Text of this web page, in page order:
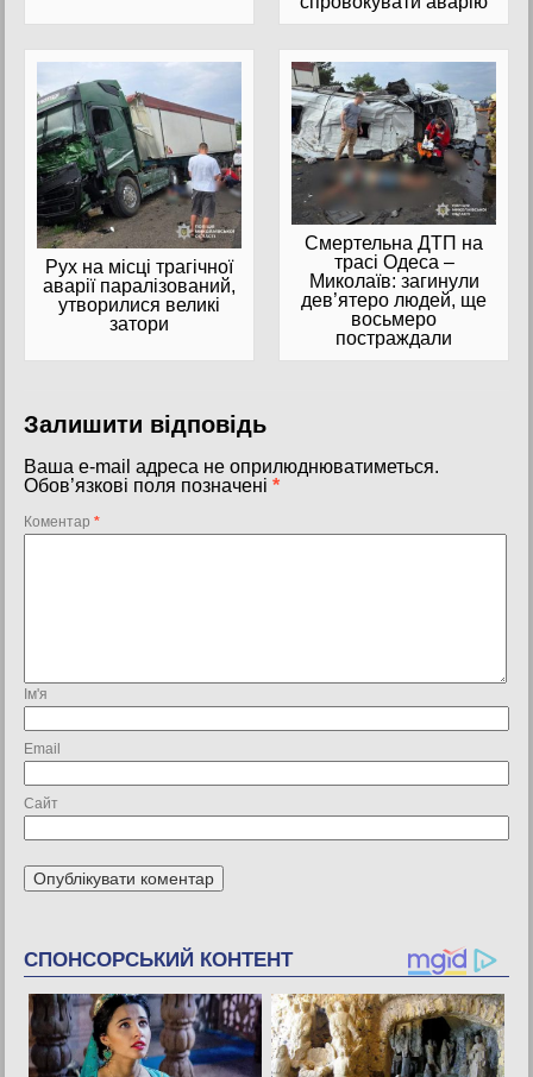
Рух на місці трагічної
аварії паралізований,
утворилися великі
затори
Смертельна ДТП на
трасі Одеса –
Миколаїв: загинули
дев’ятеро людей, ще
восьмеро
постраждали
Залишити відповідь
Ваша e-mail адреса не оприлюднюватиметься.
Обов’язкові поля позначені *
Коментар *
Ім'я
Email
Сайт